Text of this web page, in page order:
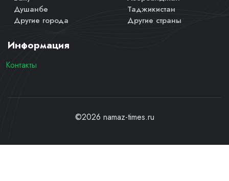
Душанбе
Другие города
Таджикистан
Другие страны
Информация
Контакты
©2026 namaz-times.ru